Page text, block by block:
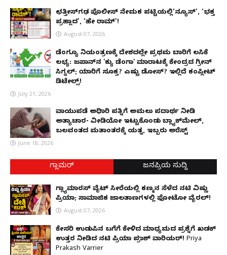
ಛತ್ತೀಸ್‌ಗಢ ಪೊಲೀಸ್ ನೇಮಕ ಪಟ್ಟಿಯಲ್ಲಿ‘ನ್ಯೂಸ್’, ‘ಭಕ್ತ
ಪ್ರಹ್ಲಾದ’, ‘ಹೇ ರಾಮ್’!
August 07, 2026
ಡೆಂಗ್ಯೂ ನಿಯಂತ್ರಣಕ್ಕೆ ದೇಶದಲ್ಲೇ ಪ್ರಥಮ ಬಾರಿಗೆ ಲಸಿಕೆ
ಲಭ್ಯ: ಜಪಾನ್‌ನ 'ಕ್ಯು ಡೆಂಗಾ' ಮಾರಾಟಕ್ಕೆ ಕೇಂದ್ರದ ಗ್ರೀನ್
ಸಿಗ್ನಲ್; ಯಾರಿಗೆ ಸೂಕ್ತ? ಎಷ್ಟು ಡೋಸ್? ಇಲ್ಲಿದೆ ಕಂಪ್ಲೀಟ್
ಡಿಟೇಲ್ಸ್!
July 21, 2026
ವಾಯುಪಡೆ ಅಧಿಕಾರಿ ಪತ್ನಿಗೆ ಅಮಲು ಪದಾರ್ಥ ನೀಡಿ
ಅತ್ಯಾಚಾರ- ವೀಡಿಯೋ ಇಟ್ಟುಕೊಂಡು ಬ್ಲ್ಯಾಕ್‌ಮೇಲ್,
ಬಲವಂತದ ಮತಾಂತರಕ್ಕೆ ಯತ್ನ, ಇಬ್ಬರು ಅರೆಸ್ಟ್
June 18, 2026
ಗ್ಲಾಮರ್ ಜನಪ್ರಿಯ ಸುದ್ದಿ
ಗ್ಲ್ಯಾಮಾರಸ್ ವೈಟ್‌ ಸೀರೆಯಲ್ಲಿ ಕಣ್ಮನ ಸೆಳೆದ ನಟಿ ವಿಷ್ಣು
ಪ್ರಿಯಾ; ಸಾಮಾಜಿಕ ಜಾಲತಾಣಗಳಲ್ಲಿ ಫೋಟೋ ವೈರಲ್!
August 07, 2026
ಕೇಸರಿ ಉಡುಪಿನ ಬಗೆಗೆ ಕೇಳಿದ ಮಾಧ್ಯಮದ ಪ್ರಶ್ನೆಗೆ ಖಡಕ್
ಉತ್ತರ ನೀಡಿದ ನಟಿ ಪ್ರಿಯಾ ಪ್ರಕಾಶ್ ವಾರಿಯರ್! Priya
Prakash Varrier